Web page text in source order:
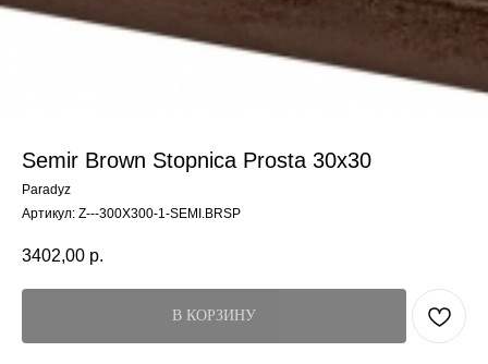
Semir Brown Stopnica Prosta 30x30
Paradyz
Артикул: Z---300X300-1-SEMI.BRSP
3402,00 р.
В КОРЗИНУ